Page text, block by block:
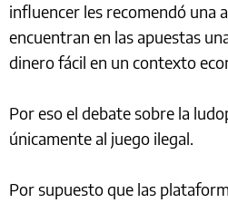
influencer les recomendó una
encuentran en las apuestas
dinero fácil en un contexto
Por eso el debate sobre la
únicamente al juego ilegal.
Por supuesto que las